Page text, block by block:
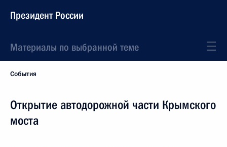
Президент России
Материалы по выбранной теме
События
Открытие автодорожной части Крымского
моста